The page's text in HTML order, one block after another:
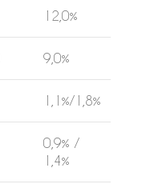
12,0%
9,0%
1,1%/1,8%
0,9% /
1,4%